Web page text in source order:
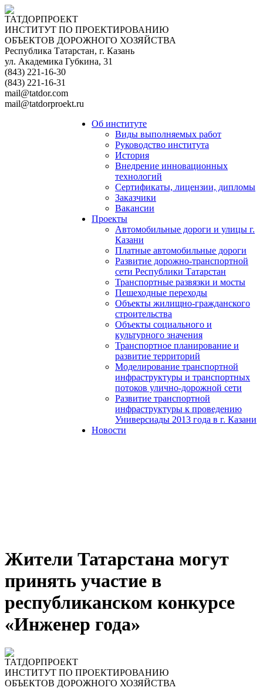
ТАТДОРПРОЕКТ
ИНСТИТУТ ПО ПРОЕКТИРОВАНИЮ
ОБЪЕКТОВ ДОРОЖНОГО ХОЗЯЙСТВА
Республика Татарстан, г. Казань
ул. Академика Губкина, 31
(843) 221-16-30
(843) 221-16-31
mail@tatdor.com
mail@tatdorproekt.ru
Об институте
Виды выполняемых работ
Руководство института
История
Внедрение инновационных
технологий
Сертификаты, лицензии, дипломы
Заказчики
Вакансии
Проекты
Автомобильные дороги и улицы г.
Казани
Платные автомобильные дороги
Развитие дорожно-транспортной
сети Республики Татарстан
Транспортные развязки и мосты
Пешеходные переходы
Объекты жилищно-гражданского
строительства
Объекты социального и
культурного значения
Транспортное планирование и
развитие территорий
Моделирование транспортной
инфраструктуры и транспортных
потоков улично-дорожной сети
Развитие транспортной
инфраструктуры к проведению
Универсиады 2013 года в г. Казани
Новости
Жители Татарстана могут
принять участие в
республиканском конкурсе
«Инженер года»
ТАТДОРПРОЕКТ
ИНСТИТУТ ПО ПРОЕКТИРОВАНИЮ
ОБЪЕКТОВ ДОРОЖНОГО ХОЗЯЙСТВА